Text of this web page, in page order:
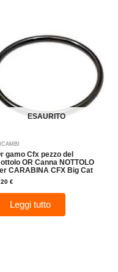
ESAURITO
gamo Cfx pezzo del
OR Canna NOTTOLO
CARABINA CFX Big Cat
€
Leggi tutto